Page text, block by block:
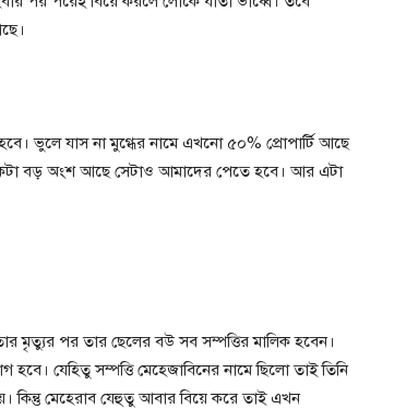
ভুলে যাস না মুগ্ধের নামে এখনো ৫০% প্রোপার্টি আছে
বড় অংশ আছে সেটাও আমাদের পেতে হবে। আর এটা
মৃত্যুর পর তার ছেলের বউ সব সম্পত্তির মালিক হবেন।
যেহিতু সম্পত্তি মেহেজাবিনের নামে ছিলো তাই তিনি
কিন্তু মেহেরাব যেহুতু আবার বিয়ে করে তাই এখন